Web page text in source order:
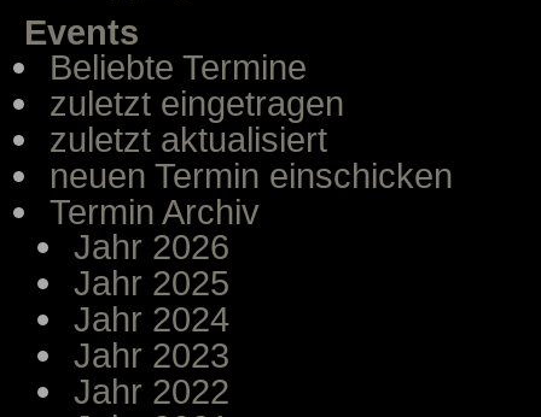
Events
Beliebte Termine
zuletzt eingetragen
zuletzt aktualisiert
neuen Termin einschicken
Termin Archiv
Jahr 2026
Jahr 2025
Jahr 2024
Jahr 2023
Jahr 2022